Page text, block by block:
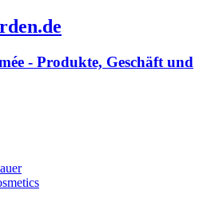
- Produkte, Geschäft und